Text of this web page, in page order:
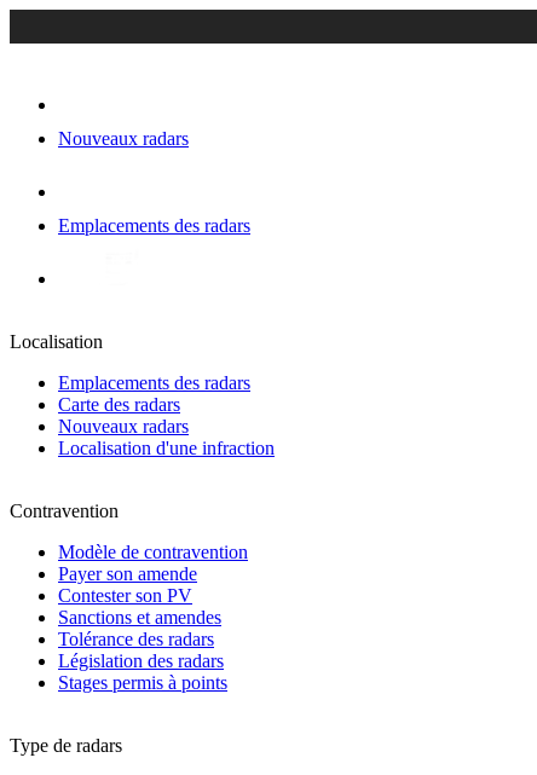
Nouveaux radars
Emplacements des radars
Localisation
Emplacements des radars
Carte des radars
Nouveaux radars
Localisation d'une infraction
Contravention
Modèle de contravention
Payer son amende
Contester son PV
Sanctions et amendes
Tolérance des radars
Législation des radars
Stages permis à points
Type de radars